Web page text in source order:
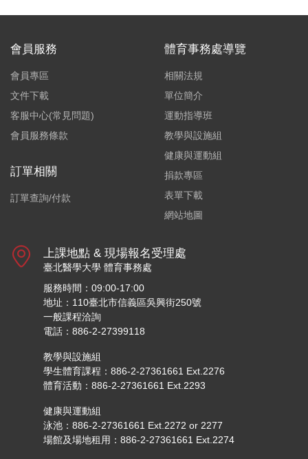
會員服務
會員專區
文件下載
客服中心(常見問題)
會員服務條款
訂單相關
訂單查詢/付款
體育事務處導覽
相關法規
單位簡介
運動指導班
教學與設施組
健康與運動組
捐款專區
表單下載
網站地圖
上課地點 & 現場報名受理處
臺北醫學大學 體育事務處
服務時間：09:00-17:00
地址：110臺北市信義區吳興街250號
一般課程洽詢
電話：886-2-27399118
教學與設施組
學生體育課程：886-2-27361661 Ext.2276
體育活動：886-2-27361661 Ext.2293
健康與運動組
泳池：886-2-27361661 Ext.2272 or 2277
場館及場地租用：886-2-27361661 Ext.2274